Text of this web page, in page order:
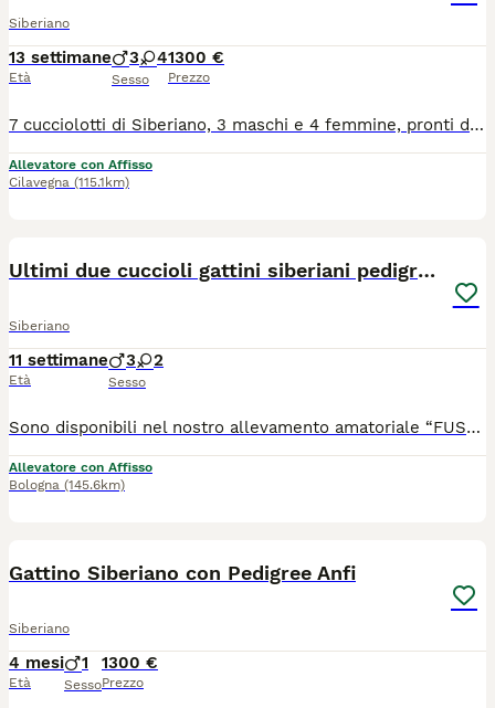
Siberiano
13 settimane
Età
3 4
Sesso
1300 €
Prezzo
7 cucciolotti di Siberiano, 3 maschi e 4 femmine, pronti dal 10 di Agosto, genitori testati hcm, pkd e pkdef n/n, ecocardio regolari n/n, Kit cucciolo..
Allevatore con Affisso
Cilavegna (115.1km)
Ultimi due cuccioli gattini siberiani pedigreeENFI
Siberiano
11 settimane
Età
3 2
Sesso
Sono disponibili nel nostro allevamento amatoriale “FUSA DELLE NEVI” con regolare affisso ENFI gli ultimi due cuccioli di una splendida cucciolata (5 cuccioli) 1 maschietto e 1 femminuccia di meravigliosi gattini Siberiani, allevati con amore in ambiente familiare. I cuccioli cresceranno in casa, abituati al contatto umano, alla vita domestica e alla lettiera, per garantire un carattere equilibrato e socievole. 📅 Disponibili dopo i 90 giorni di vita, come previsto dal regolamento. I cuccioli sono nati il 20/05 . ✨ Verranno ceduti con: ✔️ Copia test FIV e FELV negativi dei genitori ✔️ copia Ecocardio dei genitori esente da malattie genetiche ✔️ Doppia vaccinazione ✔️ Doppia sverminazione ✔️ Certificato veterinario di buona salute del cucciolo ✔️ Regolare contratto di cessione ✔️ Pedigree ENFI da compagnia ✔️ Kit di benvenuto cucciolo ⸻ 👨‍👩‍👧 I cuccioli sono visibili presso l’allevamento insieme ai genitori, per poter conoscere l’ambiente in cui crescono. 📱 Per chi non fosse della zona, è possibile organizzare videochiamata su appuntamento. E organizzazione per l’eventuale consegna
Allevatore con Affisso
Bologna (145.6km)
Gattino Siberiano con Pedigree Anfi
Siberiano
4 mesi
Età
1
Sesso
1300 €
Prezzo